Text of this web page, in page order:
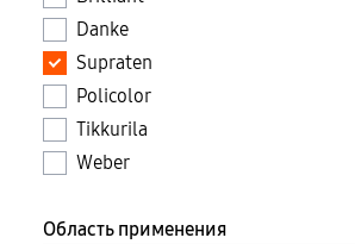
Danke
Supraten
Policolor
Tikkurila
Weber
Область применения